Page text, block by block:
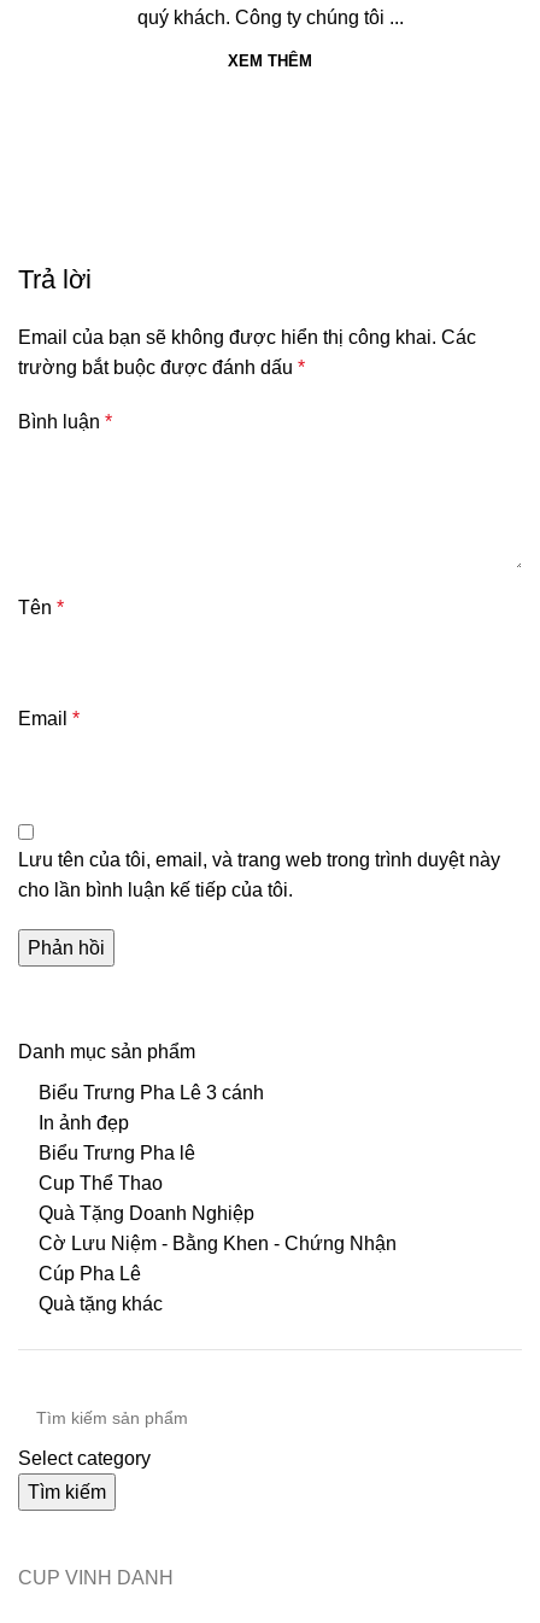
quý khách. Công ty chúng tôi ...
XEM THÊM
Trả lời
Email của bạn sẽ không được hiển thị công khai. Các
trường bắt buộc được đánh dấu *
Bình luận *
Tên *
Email *
Lưu tên của tôi, email, và trang web trong trình duyệt này
cho lần bình luận kế tiếp của tôi.
Danh mục sản phẩm
Biểu Trưng Pha Lê 3 cánh
In ảnh đẹp
Biểu Trưng Pha lê
Cup Thể Thao
Quà Tặng Doanh Nghiệp
Cờ Lưu Niệm - Bằng Khen - Chứng Nhận
Cúp Pha Lê
Quà tặng khác
Select category
Tìm kiếm
CUP VINH DANH